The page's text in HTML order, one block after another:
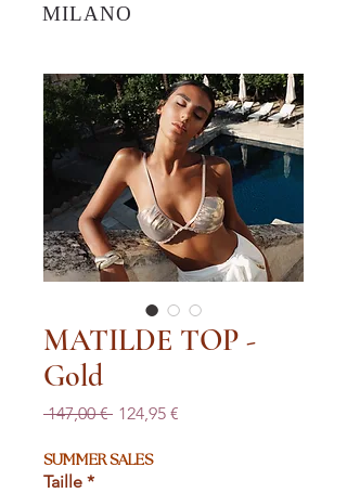
MILANO
MATILDE TOP -
Gold
147,00 € Prix
124,95 €
SUMMER SALES
Taille *